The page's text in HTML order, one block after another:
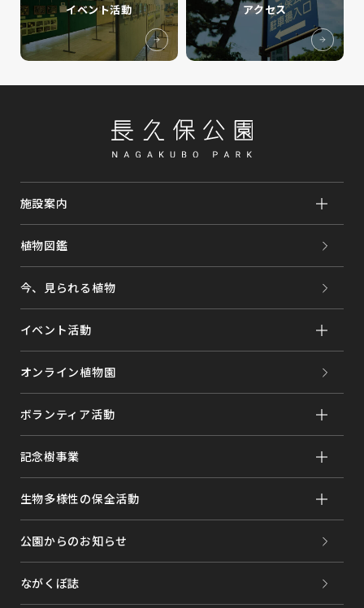
イベント活動 アクセス
施設案内
植物図鑑
今、見られる植物
イベント活動
オンライン植物園
ボランティア活動
記念樹事業
生物多様性の保全活動
公園からのお知らせ
ながくぼ誌